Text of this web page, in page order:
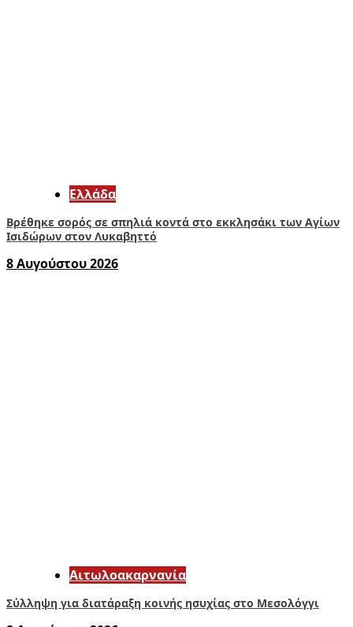
Ελλάδα
Βρέθηκε σορός σε σπηλιά κοντά στο εκκλησάκι των Αγίων
Ισιδώρων στον Λυκαβηττό
8 Αυγούστου 2026
Αιτωλοακαρνανία
Σύλληψη για διατάραξη κοινής ησυχίας στο Μεσολόγγι